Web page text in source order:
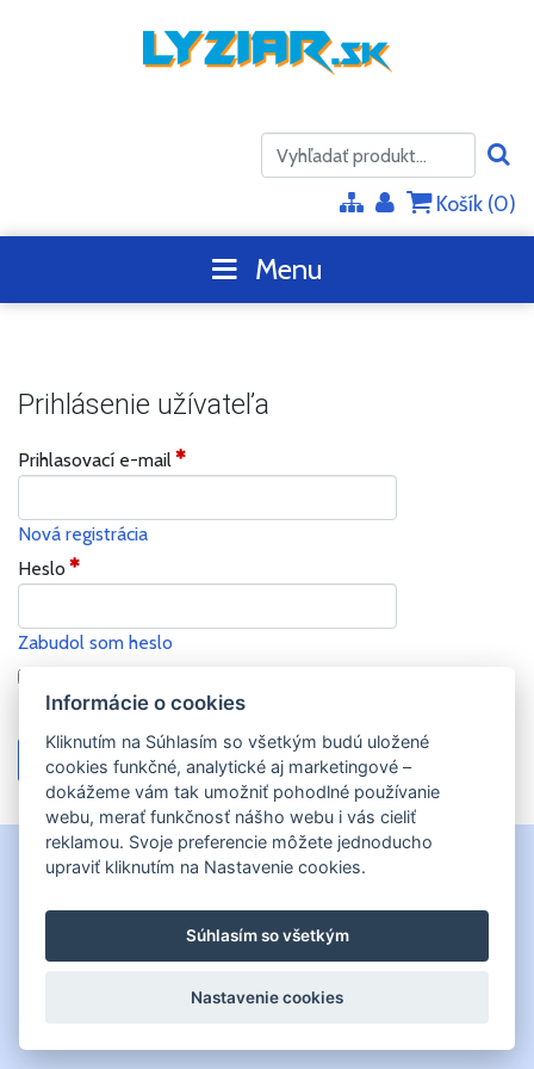
Košík (0)
Menu
Prihlásenie užívateľa
Prihlasovací e-mail
Nová registrácia
Heslo
Zabudol som heslo
VŠEOBECNÉ OBCHODNÉ PODMIENKY
Informácie o cookies
Kliknutím na Súhlasím so všetkým budú uložené
cookies funkčné, analytické aj marketingové –
dokážeme vám tak umožniť pohodlné používanie
webu, merať funkčnosť nášho webu i vás cieliť
reklamou. Svoje preferencie môžete jednoducho
upraviť kliknutím na Nastavenie cookies.
Súhlasím so všetkým
Nastavenie cookies